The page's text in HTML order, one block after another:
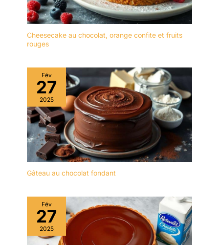
réchauffer les desserts
directement sur les
facilement sans craindre
et non toxique, sans
danger pour les aliments.
【GARANTIE
MALACASA】 1)
Remplacement des
articles endommagés. 2)
Problèmes de livraison.
3) Toutes les
informations
complémentaires sur les
produits. Nous assurons
donc pas à nous
contacter.
Cheesecake au chocolat, orange confite et fruits
rouges
Fév
27
2025
Gâteau au chocolat fondant
Fév
27
2025